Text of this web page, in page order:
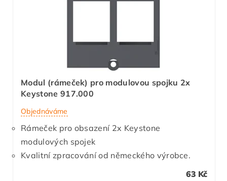
Modul (rámeček) pro modulovou spojku 2x
Keystone 917.000
Objednáváme
Rámeček pro obsazení 2x Keystone
modulových spojek
Kvalitní zpracování od německého výrobce.
63 Kč